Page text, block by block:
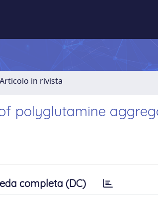
in rivista
polyglutamine
completa (DC)